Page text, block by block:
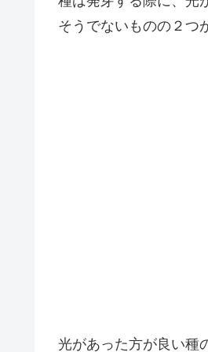
そうでないものの２つ
光があった方が良い種